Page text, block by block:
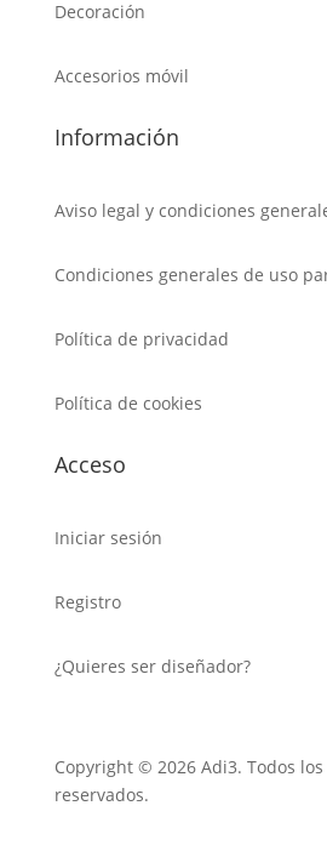
Decoración
Accesorios móvil
Información
Aviso legal y condiciones
Condiciones generales de uso
Política de privacidad
Política de cookies
Acceso
Iniciar sesión
Registro
¿Quieres ser diseñador?
Copyright © 2026 Adi3. Todos
reservados.